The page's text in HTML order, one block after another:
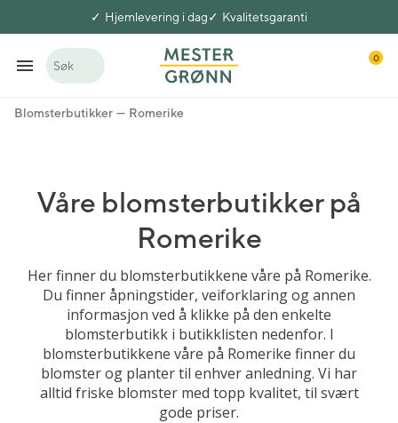
Hjemlevering i dag Kvalitetsgaranti
Søk
0
Blomsterbutikker Romerike
Våre blomsterbutikker på
Romerike
Her finner du blomsterbutikkene våre på Romerike.
Du finner åpningstider, veiforklaring og annen
informasjon ved å klikke på den enkelte
blomsterbutikk i butikklisten nedenfor. I
blomsterbutikkene våre på Romerike finner du
blomster og planter til enhver anledning. Vi har
alltid friske blomster med topp kvalitet, til svært
gode priser.